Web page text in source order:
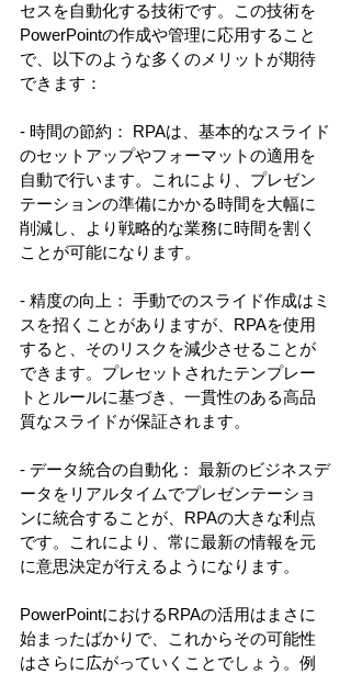
セスを自動化する技術です。この技術を
PowerPointの作成や管理に応用すること
で、以下のような多くのメリットが期待
できます：
- 時間の節約： RPAは、基本的なスライド
のセットアップやフォーマットの適用を
自動で行います。これにより、プレゼン
テーションの準備にかかる時間を大幅に
削減し、より戦略的な業務に時間を割く
ことが可能になります。
- 精度の向上： 手動でのスライド作成はミ
スを招くことがありますが、RPAを使用
すると、そのリスクを減少させることが
できます。プレセットされたテンプレー
トとルールに基づき、一貫性のある高品
質なスライドが保証されます。
- データ統合の自動化： 最新のビジネスデ
ータをリアルタイムでプレゼンテーショ
ンに統合することが、RPAの大きな利点
です。これにより、常に最新の情報を元
に意思決定が行えるようになります。
PowerPointにおけるRPAの活用はまさに
始まったばかりで、これからその可能性
はさらに広がっていくことでしょう。例